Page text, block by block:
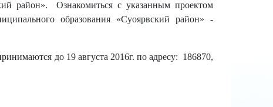
район». Ознакомиться с указанным проектом
образования «Суоярвский район» -
до 19 августа 2016г. по адресу: 186870,